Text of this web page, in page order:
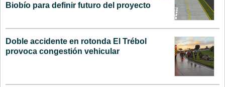
Biobío para definir futuro del proyecto
Doble accidente en rotonda El Trébol
provoca congestión vehicular